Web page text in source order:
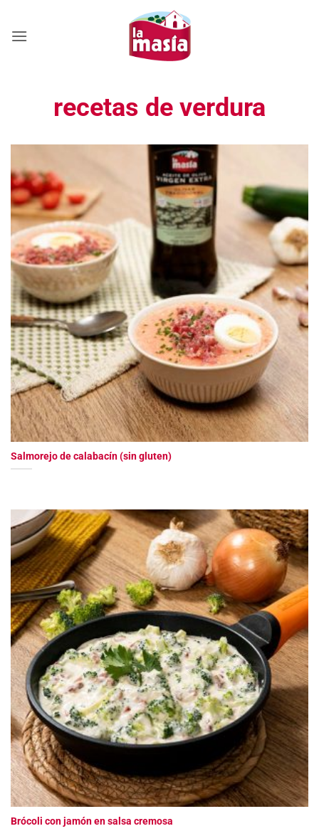
contenido
recetas de verdura
Salmorejo de calabacín (sin gluten)
Brócoli con jamón en salsa cremosa